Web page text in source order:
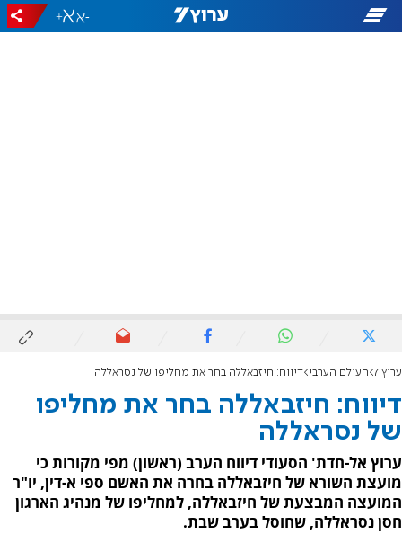
-
+
ערוץ 7 העולם הערבי דיווח: חיזבאללה בחר את מחליפו של נסראללה
דיווח: חיזבאללה בחר את מחליפו
של נסראללה
ערוץ אל-חדת' הסעודי דיווח הערב (ראשון) מפי מקורות כי
מועצת השורא של חיזבאללה בחרה את האשם ספי א-דין, יו"ר
המועצה המבצעת של חיזבאללה, למחליפו של מנהיג הארגון
חסן נסראללה, שחוסל בערב שבת.